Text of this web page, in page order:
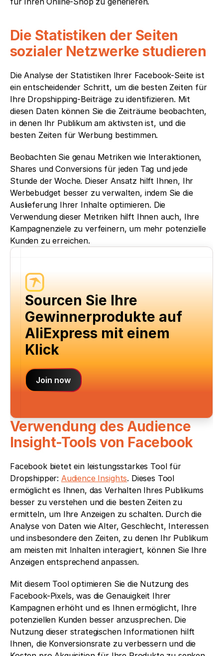
Die Statistiken der Seiten
sozialer Netzwerke studieren
Die Analyse der Statistiken Ihrer Facebook-Seite ist
ein entscheidender Schritt, um die besten Zeiten für
Ihre Dropshipping-Beiträge zu identifizieren. Mit
diesen Daten können Sie die Zeiträume beobachten,
in denen Ihr Publikum am aktivsten ist, und die
besten Zeiten für Werbung bestimmen.
Beobachten Sie genau Metriken wie Interaktionen,
Shares und Conversions für jeden Tag und jede
Stunde der Woche. Dieser Ansatz hilft Ihnen, Ihr
Werbebudget besser zu verwalten, indem Sie die
Auslieferung Ihrer Inhalte optimieren. Die
Verwendung dieser Metriken hilft Ihnen auch, Ihre
Kampagnenziele zu verfeinern, um mehr potenzielle
Kunden zu erreichen.
Sourcen Sie Ihre
Gewinnerprodukte auf
AliExpress mit einem
Klick
Join now
Verwendung des Audience
Insight-Tools von Facebook
Facebook bietet ein leistungsstarkes Tool für
Dropshipper: Audience Insights. Dieses Tool
ermöglicht es Ihnen, das Verhalten Ihres Publikums
besser zu verstehen und die besten Zeiten zu
ermitteln, um Ihre Anzeigen zu schalten. Durch die
Analyse von Daten wie Alter, Geschlecht, Interessen
und insbesondere den Zeiten, zu denen Ihr Publikum
am meisten mit Inhalten interagiert, können Sie Ihre
Anzeigen entsprechend anpassen.
Mit diesem Tool optimieren Sie die Nutzung des
Facebook-Pixels, was die Genauigkeit Ihrer
Kampagnen erhöht und es Ihnen ermöglicht, Ihre
potenziellen Kunden besser anzusprechen. Die
Nutzung dieser strategischen Informationen hilft
Ihnen, die Konversionsrate zu verbessern und die